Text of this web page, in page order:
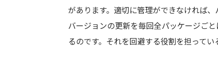
があります。適切に管理ができなければ
バージョンの更新を毎回全パッケージご
るのです。それを回避する役割を担って